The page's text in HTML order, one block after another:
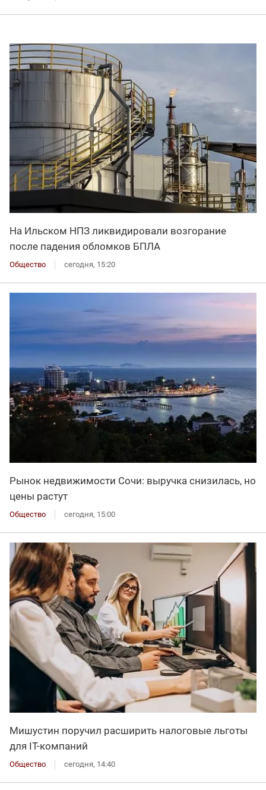
На Ильском НПЗ ликвидировали возгорание
после падения обломков БПЛА
Общество сегодня, 15:20
Рынок недвижимости Сочи: выручка снизилась, но
цены растут
Общество сегодня, 15:00
Мишустин поручил расширить налоговые льготы
для IT-компаний
Общество сегодня, 14:40